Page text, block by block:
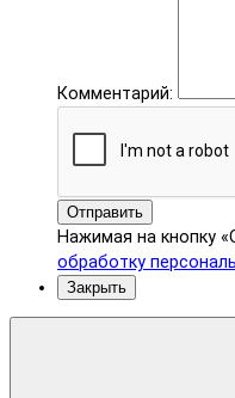
Комментарий:
Отправить
Нажимая на кнопку
обработку
Закрыть